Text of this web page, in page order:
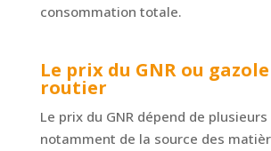
consommation totale.
Le prix du GNR ou
routier
Le prix du GNR dépend de
notamment de la source des